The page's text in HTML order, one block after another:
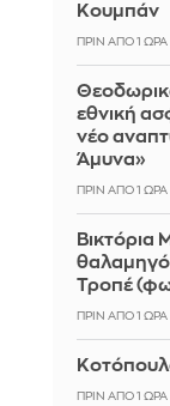
Κουμπάν
ΠΡΙΝ ΑΠΌ 1 ΏΡΑ
εθνική
νέο
Άμυνα»
ΠΡΙΝ ΑΠΌ 1 ΏΡΑ
Βικτόρια
θαλαμηγό
Τροπέ
ΠΡΙΝ ΑΠΌ 1 ΏΡΑ
ΠΡΙΝ ΑΠΌ 1 ΏΡΑ